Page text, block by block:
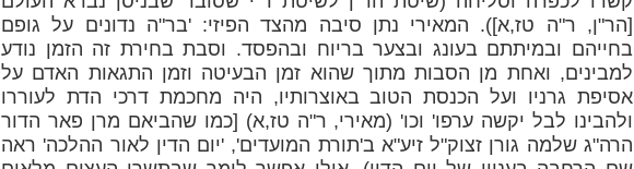
[הר"ן, ר"ה טז,א]). המאירי נתן סיבה מהצד הפיזי: 'בר"ה נדונים על גופם
בחייהם ובמיתתם בעונג ובצער בריוח ובהפסד. וסבת בחירת זה הזמן נודע
למבינים, ואחת מן הסבות מתוך שהוא זמן הבעיטה וזמן התגאות האדם על
אסיפת גרניו ועל הכנסת הטוב באוצרותיו, היה מחכמת דרכי הדת לעוררו
ולהבינו לבל יקשה ערפו' וכו' (מאירי, ר"ה טז,א) [כמו שהביאם מרן פאר הדור
הרה"ג שלמה גורן זצוק"ל זיע"א ב'תורת המועדים', 'יום הדין לאור ההלכה' ראה